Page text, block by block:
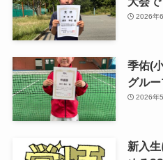
2026年
季佑(
グル
2026年
新入